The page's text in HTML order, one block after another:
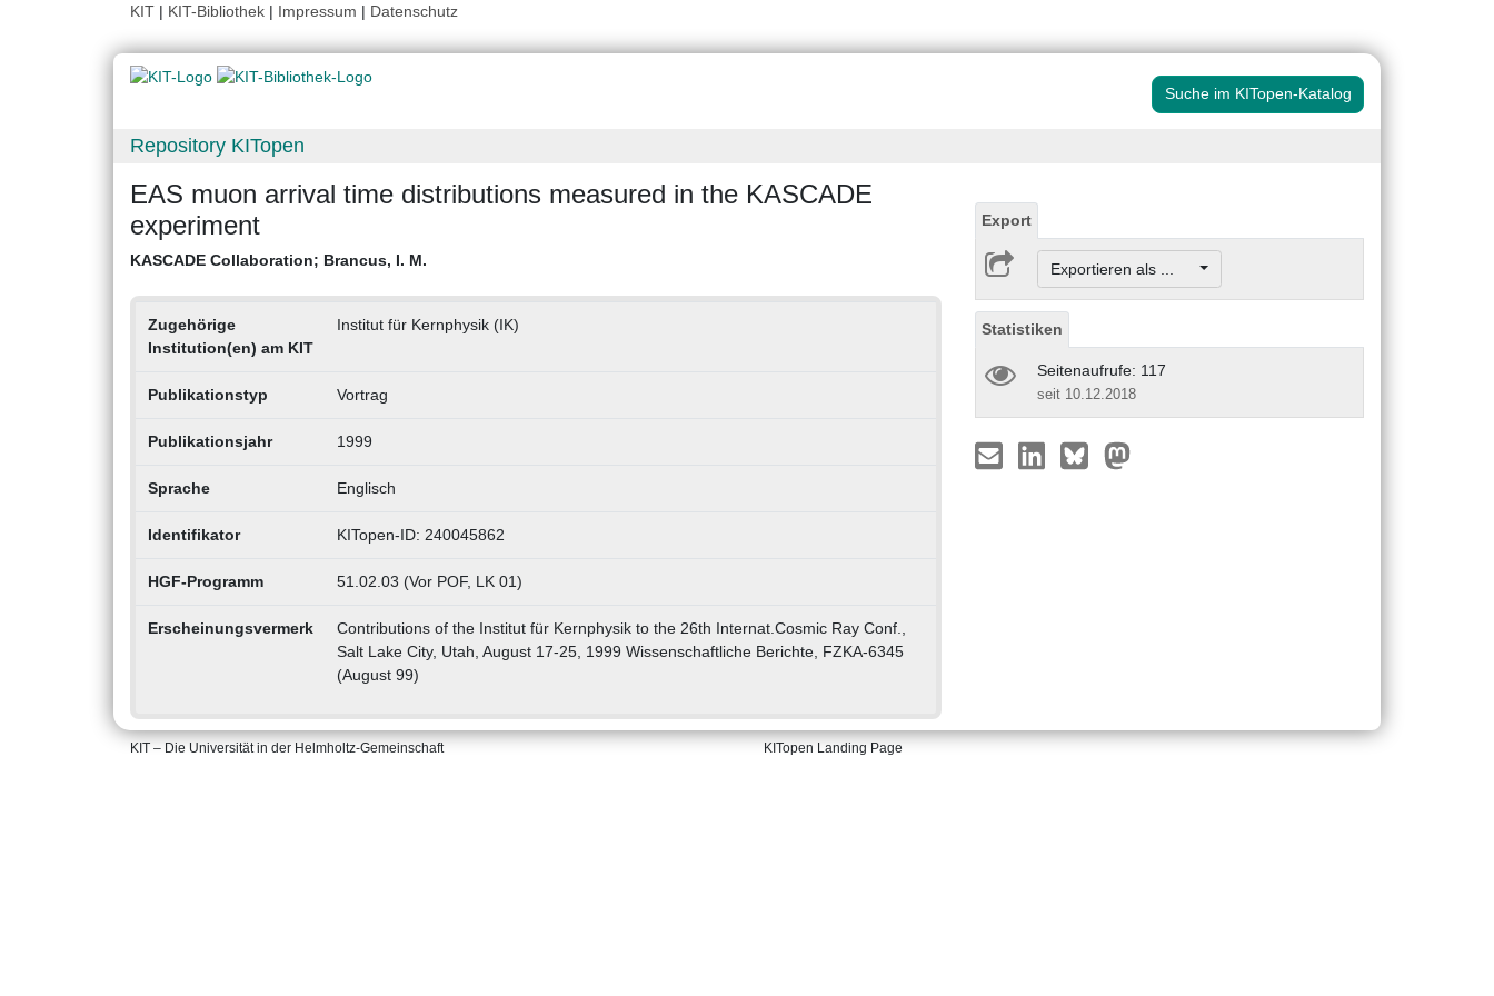
KIT | KIT-Bibliothek | Impressum | Datenschutz
Suche im KITopen-Katalog
Repository KITopen
EAS muon arrival time distributions measured in the KASCADE
experiment
KASCADE Collaboration; Brancus, I. M.
Zugehörige
Institution(en) am KIT
Institut für Kernphysik (IK)
Publikationstyp Vortrag
Publikationsjahr 1999
Sprache Englisch
Identifikator KITopen-ID: 240045862
HGF-Programm 51.02.03 (Vor POF, LK 01)
Erscheinungsvermerk
Contributions of the Institut für Kernphysik to the 26th Internat.Cosmic Ray Conf.,
Salt Lake City, Utah, August 17-25, 1999 Wissenschaftliche Berichte, FZKA-6345
(August 99)
Export
Exportieren als ...
Statistiken
Seitenaufrufe: 117
seit 10.12.2018
KIT – Die Universität in der Helmholtz-Gemeinschaft KITopen Landing Page